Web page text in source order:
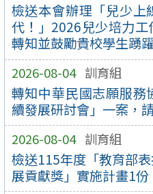
檢送本會辦理「兒少上
代！」2026兒少培力
轉知並鼓勵貴校學生踴
2026-08-04 訓育組
轉知中華民國志願服務
續發展研討會」一案，
2026-08-04 訓育組
檢送115年度「教育部
展貢獻獎」實施計畫1份